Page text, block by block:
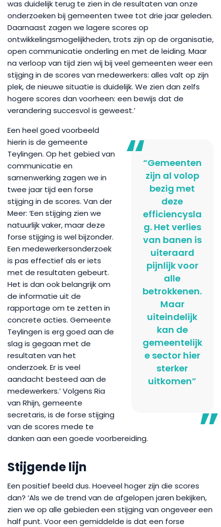
was duidelijk terug te zien in de resultaten van onze
onderzoeken bij gemeenten twee tot drie jaar geleden.
Daarnaast zagen we lagere scores op
ontwikkelingsmogelijkheden, trots zijn op de organisatie,
open communicatie onderling en met de leiding. Maar
na verloop van tijd zien wij bij veel gemeenten weer een
stijging in de scores van medewerkers: alles valt op zijn
plek, de nieuwe situatie is duidelijk. We zien dan zelfs
hogere scores dan voorheen: een bewijs dat de
verandering succesvol is geweest.’
“Gemeenten
zijn al volop
bezig met
deze
efficiencysla
g. Het verlies
van banen is
uiteraard
pijnlijk voor
alle
betrokkenen.
Maar
uiteindelijk
kan de
gemeentelijk
e sector hier
sterker
uitkomen”
Een heel goed voorbeeld
hierin is de gemeente
Teylingen. Op het gebied van
communicatie en
samenwerking zagen we in
twee jaar tijd een forse
stijging in de scores. Van der
Meer: ‘Een stijging zien we
natuurlijk vaker, maar deze
forse stijging is wel bijzonder.
Een medewerkersonderzoek
is pas effectief als er iets
met de resultaten gebeurt.
Het is dan ook belangrijk om
de informatie uit de
rapportage om te zetten in
concrete acties. Gemeente
Teylingen is erg goed aan de
slag is gegaan met de
resultaten van het
onderzoek. Er is veel
aandacht besteed aan de
medewerkers.’ Volgens Ria
van Rhijn, gemeente
secretaris, is de forse stijging
van de scores mede te
danken aan een goede voorbereiding.
Stijgende lijn
Een positief beeld dus. Hoeveel hoger zijn die scores
dan? ‘Als we de trend van de afgelopen jaren bekijken,
zien we op alle gebieden een stijging van ongeveer een
half punt. Voor een gemiddelde is dat een forse